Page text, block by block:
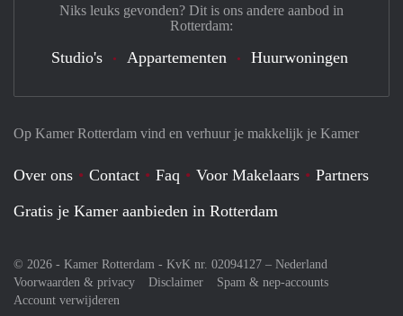
Op Kamer Rotterdam vind en verhuur je makkelijk je Kamer
Over ons Contact Faq Voor Makelaars
Partners
Gratis je Kamer aanbieden in Rotterdam
© 2026 - Kamer Rotterdam - KvK nr. 02094127 – Nederland
Voorwaarden & privacy
Disclaimer
Spam & nep-accounts
Account verwijderen
Niks leuks gevonden? Dit is ons andere aanbod in
Rotterdam:
Studio's Appartementen Huurwoningen